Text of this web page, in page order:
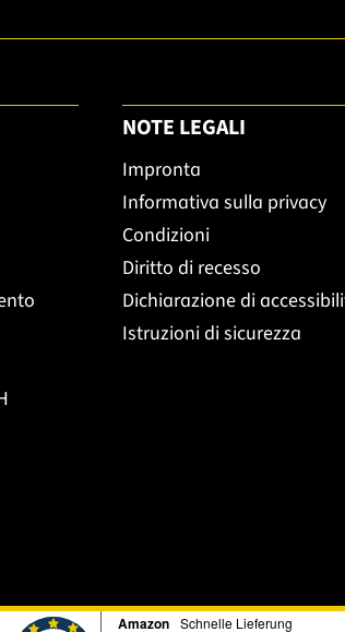
NOTE LEGALI
Impronta
Informativa sulla privacy
Condizioni
Diritto di recesso
Dichiarazione di
Istruzioni di sicurezza